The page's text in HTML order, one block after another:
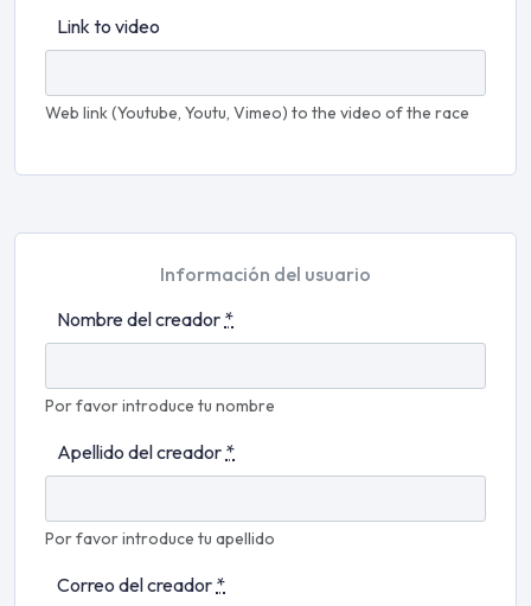
Link to video
Web link (Youtube, Youtu, Vimeo) to the video of the race
Información del usuario
Nombre del creador *
Por favor introduce tu nombre
Apellido del creador *
Por favor introduce tu apellido
Correo del creador *